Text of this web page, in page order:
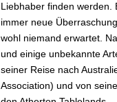
Liebhaber finden werden.
immer neue
wohl niemand erwartet.
und einige unbekannte
seiner Reise nach
Association) und von